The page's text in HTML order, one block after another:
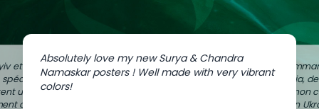
et
un peu
à
Absolutely love my new Surya & Chandra
Namaskar posters ! Well made with very vibrant
colors!
J'ai
Zaporijia,
dans
de mon